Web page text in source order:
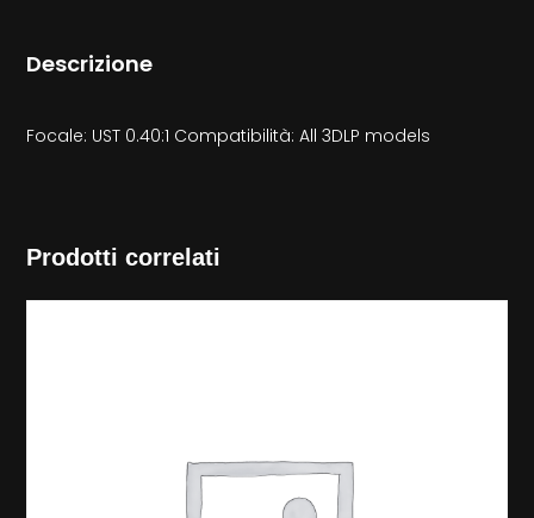
Descrizione
Focale: UST 0.40:1 Compatibilità: All 3DLP models
Prodotti correlati